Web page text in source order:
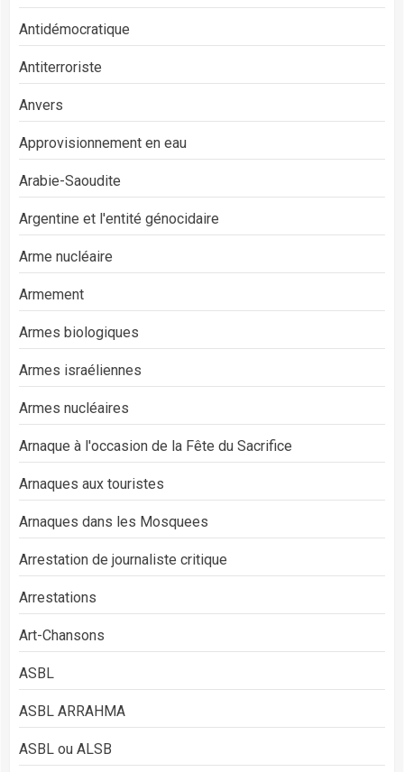
Antidémocratique
Antiterroriste
Anvers
Approvisionnement en eau
Arabie-Saoudite
Argentine et l'entité génocidaire
Arme nucléaire
Armement
Armes biologiques
Armes israéliennes
Armes nucléaires
Arnaque à l'occasion de la Fête du Sacrifice
Arnaques aux touristes
Arnaques dans les Mosquees
Arrestation de journaliste critique
Arrestations
Art-Chansons
ASBL
ASBL ARRAHMA
ASBL ou ALSB